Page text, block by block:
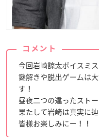
コメント
今回岩崎諒太ボイスミ
謎解きや脱出ゲームは
す！
昼夜二つの違ったスト
果たして岩崎は真実に
皆様お楽しみにー！！